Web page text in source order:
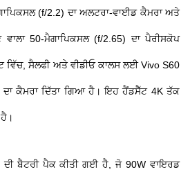
(f/2.2) ਦਾ ਅਲਟਰਾ-ਵਾਈਡ ਕੈਮਰਾ ਅਤੇ
50-ਮੈਗਾਪਿਕਸਲ (f/2.65) ਦਾ ਪੈਰੀਸਕੋਪ
ਵਿੱਚ, ਸੈਲਫੀ ਅਤੇ ਵੀਡੀਓ ਕਾਲਸ ਲਈ Vivo S60
ਦਾ ਕੈਮਰਾ ਦਿੱਤਾ ਗਿਆ ਹੈ। ਇਹ ਹੈਂਡਸੈੱਟ 4K ਤੱਕ
ਦੀ ਬੈਟਰੀ ਪੈਕ ਕੀਤੀ ਗਈ ਹੈ, ਜੋ 90W ਵਾਇਰਡ